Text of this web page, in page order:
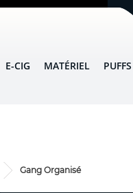
E-CIG MATÉRIEL PUFFS
Gang Organisé